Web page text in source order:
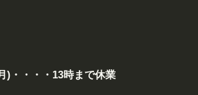
・・・ 13時まで休業